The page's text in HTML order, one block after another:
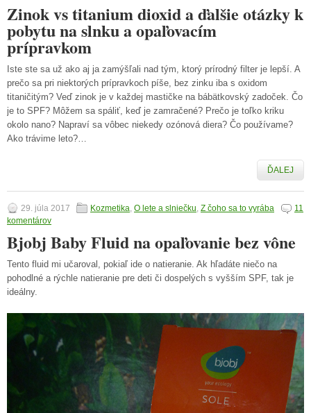
Zinok vs titanium dioxid a ďalšie otázky k
pobytu na slnku a opaľovacím
prípravkom
Iste ste sa už ako aj ja zamýšľali nad tým, ktorý prírodný filter je lepší. A
prečo sa pri niektorých prípravkoch píše, bez zinku iba s oxidom
titaničitým? Veď zinok je v každej mastičke na bábätkovský zadoček. Čo
je to SPF? Môžem sa spáliť, keď je zamračené? Prečo je toľko kriku
okolo nano? Napraví sa vôbec niekedy ozónová diera? Čo používame?
Ako trávime leto?…
ĎALEJ
29. júla 2017 Kozmetika O lete a slniečku Z čoho sa to vyrába
11
komentárov
Bjobj Baby Fluid na opaľovanie bez vône
Tento fluid mi učaroval, pokiaľ ide o natieranie. Ak hľadáte niečo na
pohodlné a rýchle natieranie pre deti či dospelých s vyšším SPF, tak je
ideálny.